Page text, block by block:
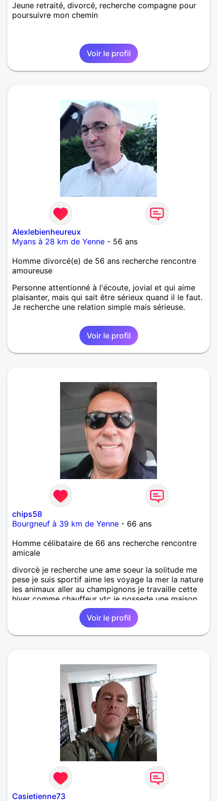
Jeune retraité, divorcé, recherche compagne pour
poursuivre mon chemin
Voir le profil
Alexlebienheureux
Myans à 28 km de Yenne - 56 ans
Homme divorcé(e) de 56 ans recherche rencontre
amoureuse
Personne attentionné à l'écoute, jovial et qui aime
plaisanter, mais qui sait être sérieux quand il le faut.
Je recherche une relation simple mais sérieuse.
Voir le profil
chips58
Bourgneuf à 39 km de Yenne - 66 ans
Homme célibataire de 66 ans recherche rencontre
amicale
divorcè je recherche une ame soeur la solitude me
pese je suis sportif aime les voyage la mer la nature
les animaux aller au champignons je travaille cette
hiver comme chauffeur vtc je possede une maison
mes deux filles vole de leurs propre ailes
Voir le profil
Casietienne73